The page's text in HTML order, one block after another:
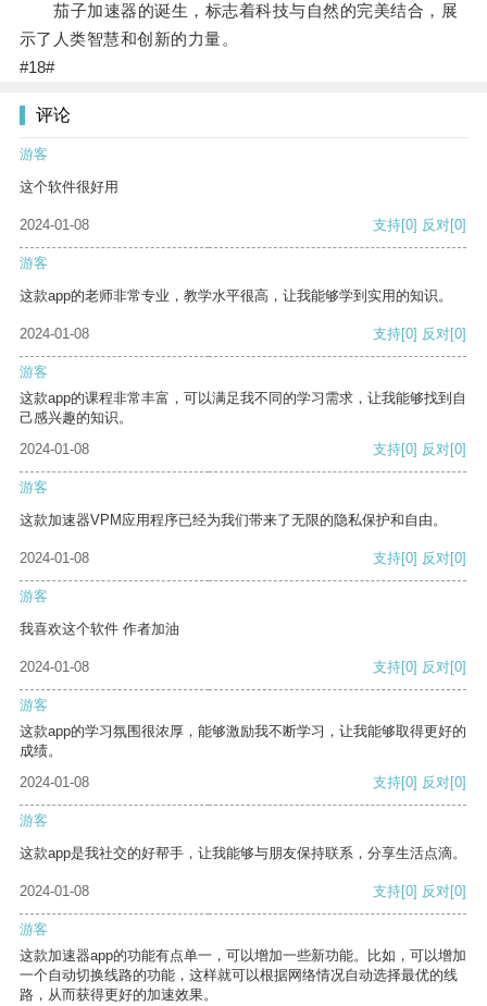
茄子加速器的诞生，标志着科技与自然的完美结合，展
示了人类智慧和创新的力量。
#18#
评论
游客
这个软件很好用
2024-01-08 支持[0] 反对[0]
游客
这款app的老师非常专业，教学水平很高，让我能够学到实用的知识。
2024-01-08 支持[0] 反对[0]
游客
这款app的课程非常丰富，可以满足我不同的学习需求，让我能够找到自
己感兴趣的知识。
2024-01-08
支持[0] 反对[0]
游客
这款加速器VPM应用程序已经为我们带来了无限的隐私保护和自由。
2024-01-08 支持[0] 反对[0]
游客
我喜欢这个软件 作者加油
2024-01-08 支持[0] 反对[0]
游客
这款app的学习氛围很浓厚，能够激励我不断学习，让我能够取得更好的
成绩。
2024-01-08
支持[0] 反对[0]
游客
这款app是我社交的好帮手，让我能够与朋友保持联系，分享生活点滴。
2024-01-08 支持[0] 反对[0]
游客
这款加速器app的功能有点单一，可以增加一些新功能。比如，可以增加
一个自动切换线路的功能，这样就可以根据网络情况自动选择最优的线
路，从而获得更好的加速效果。